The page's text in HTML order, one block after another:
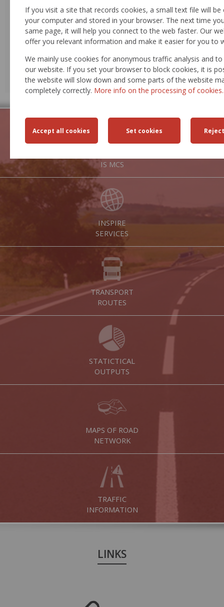
If you visit a site that records cookies, a small text file will be
your computer and stored in your browser. The next time
same page, it will help you connect to the web faster. Our
offer you relevant information and make it easier for you to
We mainly use cookies for anonymous traffic analysis and
our website. If you set your browser to block cookies, it is
the website will slow down and some parts of the website
completely correctly. More info on the processing of cookies.
18 19 20 21 22 23
25 26 27 28 29 30
EVENTS
EVENT ARCHIVE
IS MCS
INSPIRE
SERVICES
TRANSPORT
ROUTES
STATICTICAL
OUTPUTS
MAPS OF ROAD
NETWORK
TRAFFIC
INFORMATION
LINKS